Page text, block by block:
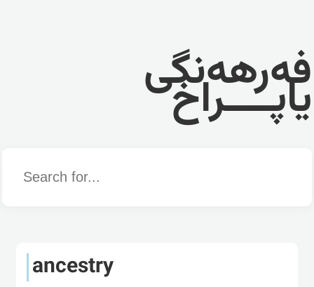
فەرهەنگی
یاپــــراخ
Word
ancestry